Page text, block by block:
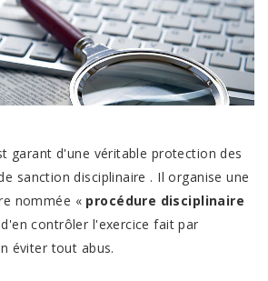
garant d'une véritable protection des
sanction disciplinaire . Il organise une
nommée « procédure disciplinaire
contrôler l'exercice fait par
éviter tout abus.